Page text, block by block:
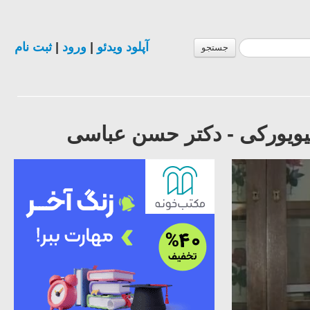
جستجو آپلود ویدئو ورود |ثبت نام